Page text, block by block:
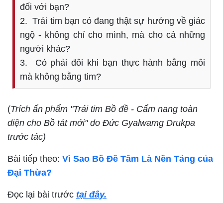
đối với bạn?
2. Trái tim bạn có đang thật sự hướng về giác
ngộ - không chỉ cho mình, mà cho cả những
người khác?
3. Có phải đôi khi bạn thực hành bằng môi
mà không bằng tim?
(Trích ấn phẩm "Trái tim Bồ đề - Cẩm nang toàn
diện cho Bồ tát mới" do Đức Gyalwamg Drukpa
trước tác)
Bài tiếp theo: Vì Sao Bồ Đề Tâm Là Nền Tảng của
Đại Thừa?
Đọc lại bài trước tại đây.